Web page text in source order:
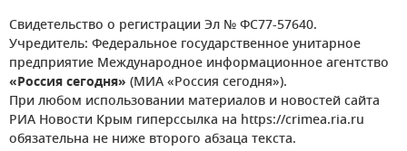
Свидетельство о регистрации Эл № ФС77-57640.
Учредитель: Федеральное государственное унитарное
предприятие Международное информационное агентство
«Россия сегодня» (МИА «Россия сегодня»).
При любом использовании материалов и новостей сайта
РИА Новости Крым гиперссылка на https://crimea.ria.ru
обязательна не ниже второго абзаца текста.